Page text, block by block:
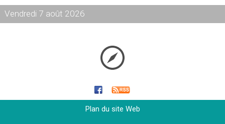
Vendredi 7 août 2026
Plan du site Web